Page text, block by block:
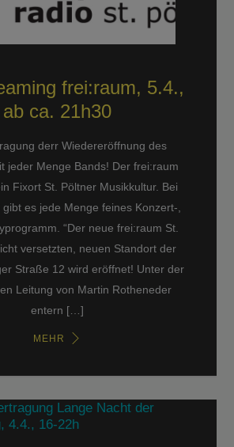
frei:raum, 5.4.,
ab ca. 21h30
derr Wiedereröffnung des
jeder Menge Bands! Der frei:raum
Fixort St. Pöltner Musikkultur. Bei
es jede Menge feines Konzert-,
“Der neue frei:raum St.
versetzten, neuen Standort der
Straße 12 wird eröffnet! Unter der
Leitung von Martin Rotheneder
entern […]
MEHR